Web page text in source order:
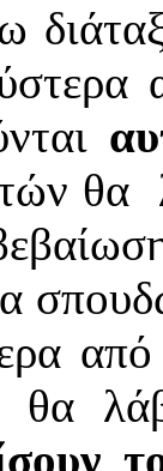
θα
θα